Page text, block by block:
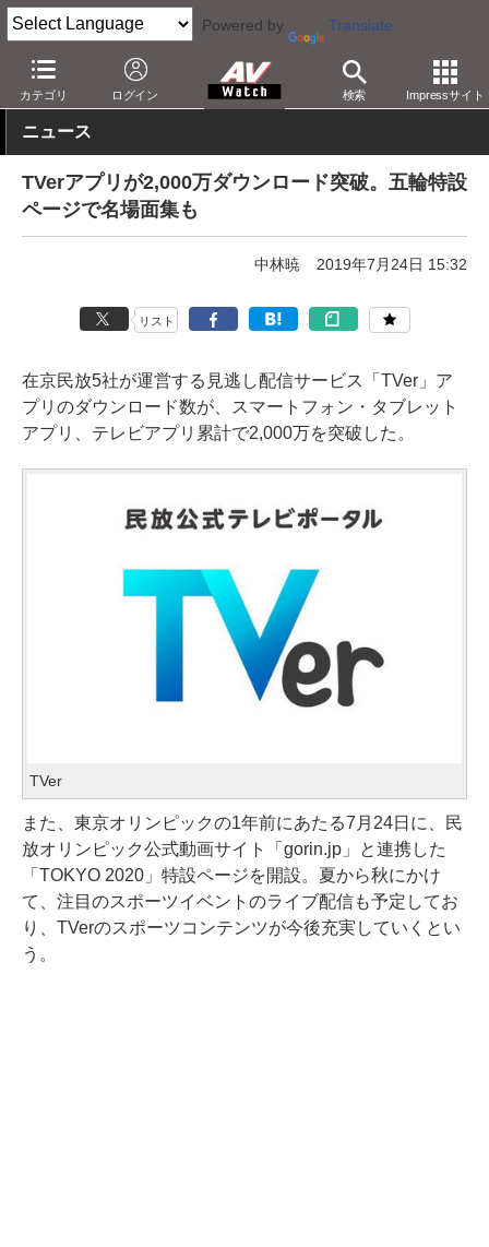
Powered by Translate
カテゴリ ログイン 検索 Impressサイト
AV Watch コンテンツ・サービス 映像配信 TVer
ニュース
TVerアプリが2,000万ダウンロード突破。五輪特設
ページで名場面集も
中林暁 2019年7月24日 15:32
リスト
在京民放5社が運営する見逃し配信サービス「TVer」ア
プリのダウンロード数が、スマートフォン・タブレット
アプリ、テレビアプリ累計で2,000万を突破した。
TVer
また、東京オリンピックの1年前にあたる7月24日に、民
放オリンピック公式動画サイト「gorin.jp」と連携した
「TOKYO 2020」特設ページを開設。夏から秋にかけ
て、注目のスポーツイベントのライブ配信も予定してお
り、TVerのスポーツコンテンツが今後充実していくとい
う。